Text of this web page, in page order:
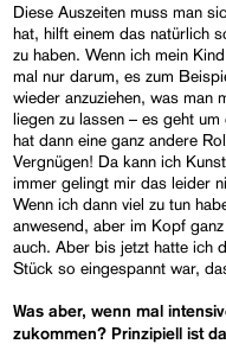
Diese Auszeiten muss man
hat, hilft einem das natürlich
zu haben. Wenn ich mein
mal nur darum, es zum
wieder anzuziehen, was man
liegen zu lassen – es geht
hat dann eine ganz andere
Vergnügen! Da kann ich
immer gelingt mir das leider
Wenn ich dann viel zu tun
anwesend, aber im Kopf
auch. Aber bis jetzt hatte ich
Stück so eingespannt war,
Was aber, wenn mal
zukommen? Prinzipiell ist